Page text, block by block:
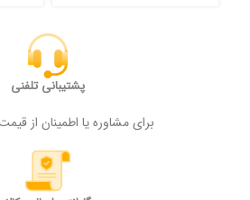
پشتیبانی تلفنی
برای مشاوره یا اطمینان از